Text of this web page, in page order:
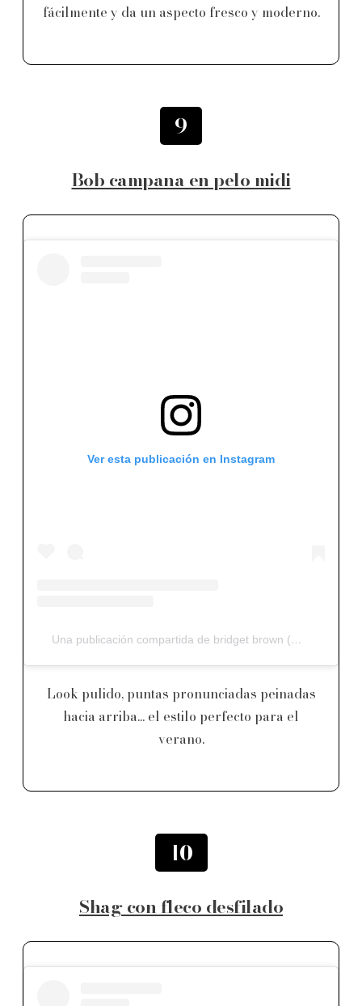
fácilmente y da un aspecto fresco y moderno.
9
Bob campana en pelo midi
Ver esta publicación en Instagram
Una publicación compartida de bridget brown (@briidgetbrown)
Look pulido, puntas pronunciadas peinadas
hacia arriba... el estilo perfecto para el
verano.
10
Shag con fleco desfilado